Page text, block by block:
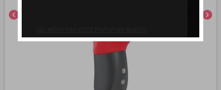
chevron_left chevron_right